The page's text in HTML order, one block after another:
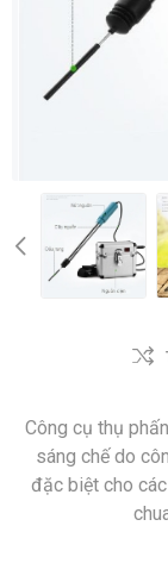
Công cụ thụ
sáng chế do
đặc biệt cho